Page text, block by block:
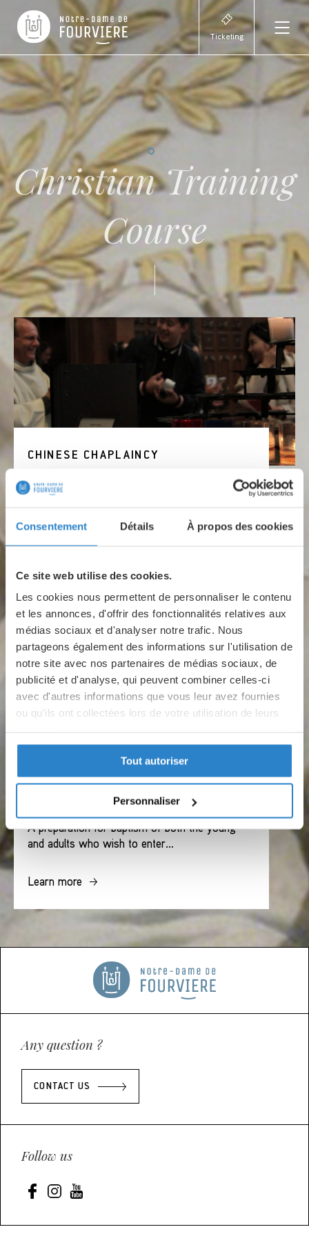
Consentement Détails À propos des cookies
Ce site web utilise des cookies.
Les cookies nous permettent de personnaliser le contenu
et les annonces, d'offrir des fonctionnalités relatives aux
médias sociaux et d'analyser notre trafic. Nous
partageons également des informations sur l'utilisation de
notre site avec nos partenaires de médias sociaux, de
publicité et d'analyse, qui peuvent combiner celles-ci
avec d'autres informations que vous leur avez fournies
ou qu'ils ont collectées lors de votre utilisation de leurs
Politique de confidentialité
Partager des données d'analyse, de publicité, de
l'utilisateur et de personnalisation de la publicité
Tout autoriser
Personnaliser
Ticketing
Christian Training
Course
CHINESE CHAPLAINCY
The Chinese chaplaincy welcomes Chinese
students and offers them a discovery of
A preparation for baptism of both the young
and adults who wish to enter…
Learn more
Any question ?
CONTACT US
Follow us